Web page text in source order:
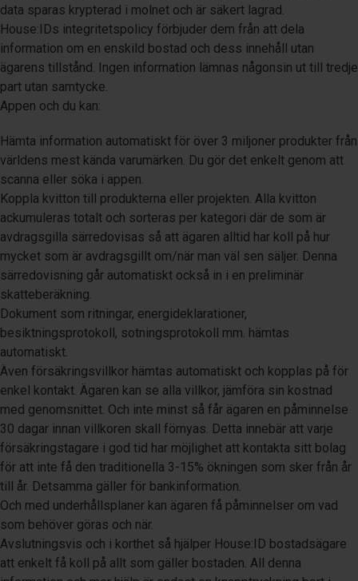
data sparas krypterad i molnet och är säkert lagrad.
House:IDs integritetspolicy förbjuder dem från att dela
information om en enskild bostad och dess innehåll utan
ägarens tillstånd. Ingen information lämnas någonsin ut till tredje
part utan samtycke.
Appen och du kan:
Hämta information automatiskt för över 3 miljoner produkter från
världens mest kända varumärken. Du gör det enkelt genom att
scanna eller söka i appen.
Koppla kvitton till produkterna eller projekten. Alla kvitton
ackumuleras totalt och sorteras per kategori där de som är
avdragsgilla särredovisas så att ägaren alltid har koll på hur
mycket som är avdragsgillt om/när man väl sen säljer. Denna
särredovisning går automatiskt också in i en preliminär
skatteberäkning.
Dokument som ritningar, energideklarationer,
besiktningsprotokoll, sotningsprotokoll mm. hämtas
automatiskt.
Även försäkringsvillkor hämtas automatiskt och kopplas på för
enkel kontakt. Ägaren kan se alla villkor, jämföra sin kostnad
med genomsnittet. Och inte minst så får ägaren en påminnelse
30 dagar innan villkoren skall förnyas. Detta innebär att varje
försäkringstagare i god tid har möjlighet att kontakta sitt bolag
för att inte få den traditionella 3-15% ökningen som sker från år
till år. Detsamma gäller för bankinformation.
Och med underhållsplaner kan ägaren få påminnelser om vad
som behöver göras och när.
Avslutningsvis och i korthet så hjälper House:ID bostadsägare
att enkelt få koll på allt som gäller bostaden. All denna